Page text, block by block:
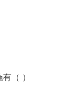
（ ）